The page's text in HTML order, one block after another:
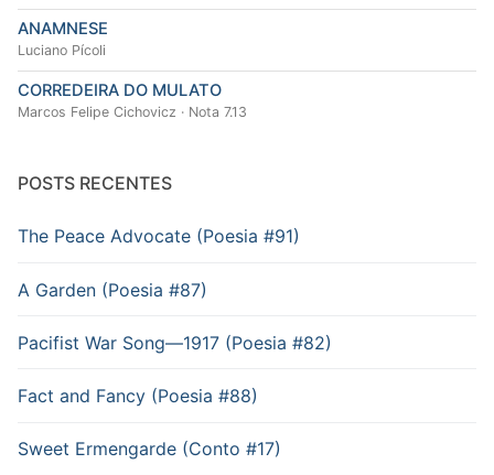
ANAMNESE
Luciano Pícoli
CORREDEIRA DO MULATO
Marcos Felipe Cichovicz · Nota 7.13
POSTS RECENTES
The Peace Advocate (Poesia #91)
A Garden (Poesia #87)
Pacifist War Song—1917 (Poesia #82)
Fact and Fancy (Poesia #88)
Sweet Ermengarde (Conto #17)